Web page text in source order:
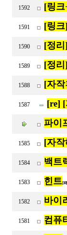
1592 [링
1591 [링
1590 [정
1589 [정
1588 [자
1587 [re]
파이
1585 [자
1584 백트
1583 힌트[10]
1582 바이
1581 컴퓨